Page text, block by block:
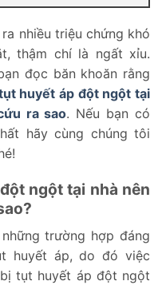
nhiều triệu chứng khó
thậm chí là ngất xỉu.
đọc băn khoăn rằng
huyết áp đột ngột tại
ra sao. Nếu bạn có
hãy cùng chúng tôi
ngột tại nhà nên
trường hợp đáng
huyết áp, do đó việc
tụt huyết áp đột ngột